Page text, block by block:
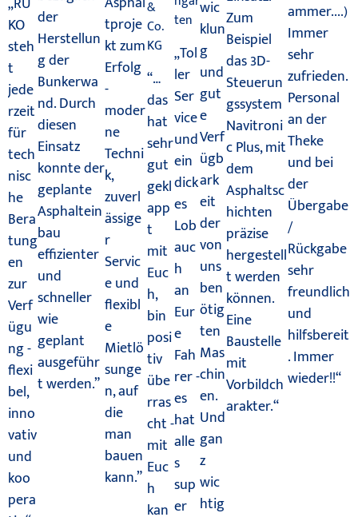
KO
steh
t
jede
rzeit
für
tech
nisc
he
Bera
tung
en
zur
Verf
ügu
ng -
flexi
bel,
inno
vativ
und
koo
pera
der
Herstellun
g der
Bunkerwa
nd. Durch
diesen
Einsatz
konnte der
geplante
Asphaltein
bau
effizienter
und
schneller
wie
geplant
ausgeführ
t werden.”
tproje
kt zum
Erfolg
-
moder
ne
Techni
k,
zuverl
ässige
r
Servic
e und
flexibl
e
Mietlö
sunge
n, auf
die
man
bauen
kann.”
&
Co.
KG
“…
das
hat
sehr
gut
gekl
app
t
mit
Euc
h,
bin
posi
tiv
übe
rras
cht -
mit
Euc
h
kan
ten
„Tol
ler
Ser
vice
und
ein
dick
es
Lob
auc
h
an
Eur
e
Fah
rer -
es
hat
alle
s
sup
er
wic
klun
g
und
gut
e
Verf
ügb
ark
eit
der
von
uns
ben
ötig
ten
Mas
chin
en.
Und
gan
z
wic
htig
Zum
Beispiel
das 3D-
Steuerun
gssystem
Navitroni
c Plus, mit
dem
Asphaltsc
hichten
präzise
hergestell
t werden
können.
Eine
Baustelle
mit
Vorbildch
arakter.“
ammer....)
Immer
sehr
zufrieden.
Personal
an der
Theke
und bei
der
Übergabe
/
Rückgabe
sehr
freundlich
und
hilfsbereit
. Immer
wieder!!“